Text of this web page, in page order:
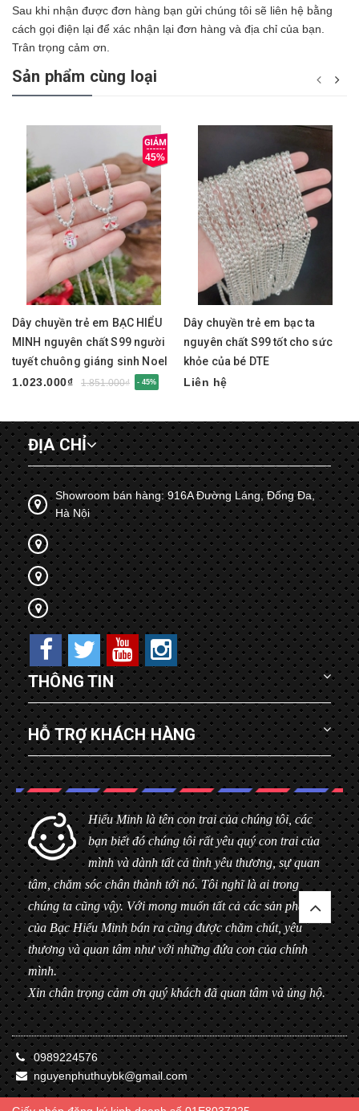
Sau khi nhận được đơn hàng bạn gửi chúng tôi sẽ liên hệ bằng
cách gọi điện lại để xác nhận lại đơn hàng và địa chỉ của bạn.
Trân trọng cảm ơn.
Sản phẩm cùng loại
45%
Dây chuyền trẻ em BẠC HIỂU
MINH nguyên chất S99 người
tuyết chuông giáng sinh Noel
DTE086
1.023.000₫ 1.851.000₫ - 45%
Dây chuyền trẻ em bạc ta
nguyên chất S99 tốt cho sức
khỏe của bé DTE
Liên hệ
ĐỊA CHỈ
Showroom bán hàng: 916A Đường Láng, Đống Đa,
Hà Nội
THÔNG TIN
HỖ TRỢ KHÁCH HÀNG
Hiểu Minh là tên con trai của chúng tôi, các
bạn biết đó chúng tôi rất yêu quý con trai của
mình và dành tất cả tình yêu thương, sự quan
tâm, chăm sóc chân thành tới nó. Tôi nghĩ là ai trong
chúng ta cũng vậy. Với mong muốn tất cả các sản phẩm
của Bạc Hiểu Minh bán ra cũng được chăm chút, yêu
thương và quan tâm như với những đứa con của chính
mình.
Xin chân trọng cảm ơn quý khách đã quan tâm và ủng hộ.
0989224576
nguyenphuthuybk@gmail.com